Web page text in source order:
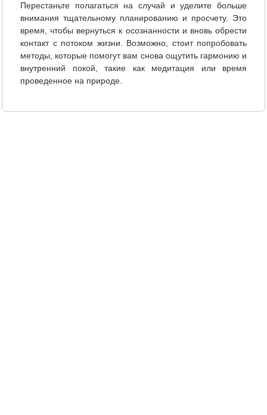
Перестаньте полагаться на случай и уделите больше
внимания тщательному планированию и просчету. Это
время, чтобы вернуться к осознанности и вновь обрести
контакт с потоком жизни. Возможно, стоит попробовать
методы, которые помогут вам снова ощутить гармонию и
внутренний покой, такие как медитация или время
проведенное на природе.